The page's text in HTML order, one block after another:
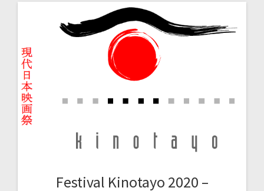
Festival Kinotayo 2020 –